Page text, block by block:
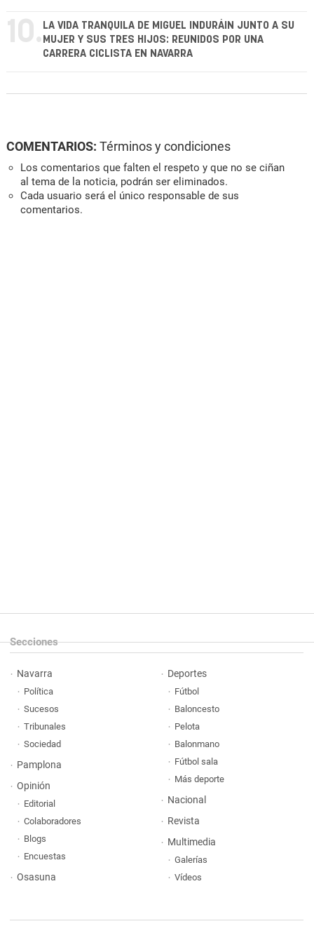
10. LA VIDA TRANQUILA DE MIGUEL INDURÁIN JUNTO A SU
MUJER Y SUS TRES HIJOS: REUNIDOS POR UNA
CARRERA CICLISTA EN NAVARRA
COMENTARIOS: Términos y condiciones
Los comentarios que falten el respeto y que no se ciñan
al tema de la noticia, podrán ser eliminados.
Cada usuario será el único responsable de sus
comentarios.
Secciones
Navarra
Política
Sucesos
Tribunales
Sociedad
Pamplona
Opinión
Editorial
Colaboradores
Blogs
Encuestas
Osasuna
Deportes
Fútbol
Baloncesto
Pelota
Balonmano
Fútbol sala
Más deporte
Nacional
Revista
Multimedia
Galerías
Vídeos